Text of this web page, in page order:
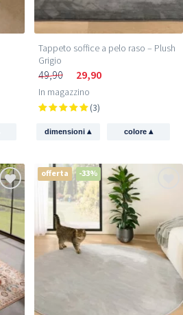
Tappeto soffice a pelo raso – Plush
Grigio
49,90 29,90
In magazzino
(3)
dimensioni▴ colore ▴
offerta -33%